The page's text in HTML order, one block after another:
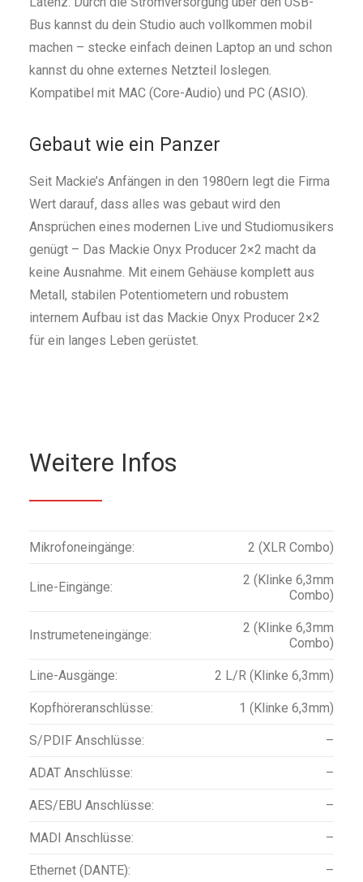
Bus kannst du dein Studio auch vollkommen mobil
machen – stecke einfach deinen Laptop an und schon
kannst du ohne externes Netzteil loslegen.
Kompatibel mit MAC (Core-Audio) und PC (ASIO).
Gebaut wie ein Panzer
Seit Mackie’s Anfängen in den 1980ern legt die Firma
Wert darauf, dass alles was gebaut wird den
Ansprüchen eines modernen Live und Studiomusikers
genügt – Das Mackie Onyx Producer 2×2 macht da
keine Ausnahme. Mit einem Gehäuse komplett aus
Metall, stabilen Potentiometern und robustem
internem Aufbau ist das Mackie Onyx Producer 2×2
für ein langes Leben gerüstet.
Weitere Infos
Mikrofoneingänge: 2 (XLR Combo)
Line-Eingänge:
2 (Klinke 6,3mm
Combo)
Instrumeteneingänge:
2 (Klinke 6,3mm
Combo)
Line-Ausgänge: 2 L/R (Klinke 6,3mm)
Kopfhöreranschlüsse: 1 (Klinke 6,3mm)
S/PDIF Anschlüsse: –
ADAT Anschlüsse: –
AES/EBU Anschlüsse: –
MADI Anschlüsse: –
Ethernet (DANTE): –